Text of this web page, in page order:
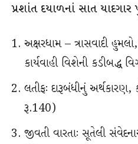
પ્રશાંત દયાળનાં સાત યાદગાર
અક્ષરધામ – ત્રાસવાદી
કાર્યવાહી વિશેની કડીબદ્ધ
લતીફઃ દારૂબંધીનું અર્થકારણ,
રૂ.140)
જીવતી વારતાઃ સૂતેલી